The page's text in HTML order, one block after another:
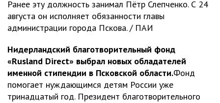
Ранее эту должность занимал Пётр Слепченко. С 24
августа он исполняет обязанности главы
администрации города Пскова. / ПАИ
Нидерландский благотворительный фонд
«Rusland Direct» выбрал новых обладателей
именной стипендии в Псковской области.Фонд
помогает нуждающимся детям России уже
тринадцатый год. Президент благотворительного